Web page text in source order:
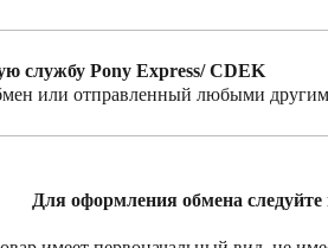
службу Pony Express/ CDEK
или отправленный любыми
Для оформления обмена следуйте